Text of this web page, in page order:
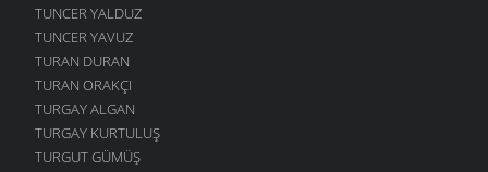
TUNCER YALDUZ
TUNCER YAVUZ
TURAN DURAN
TURAN ORAKÇI
TURGAY ALGAN
TURGAY KURTULUŞ
TURGUT GÜMÜŞ